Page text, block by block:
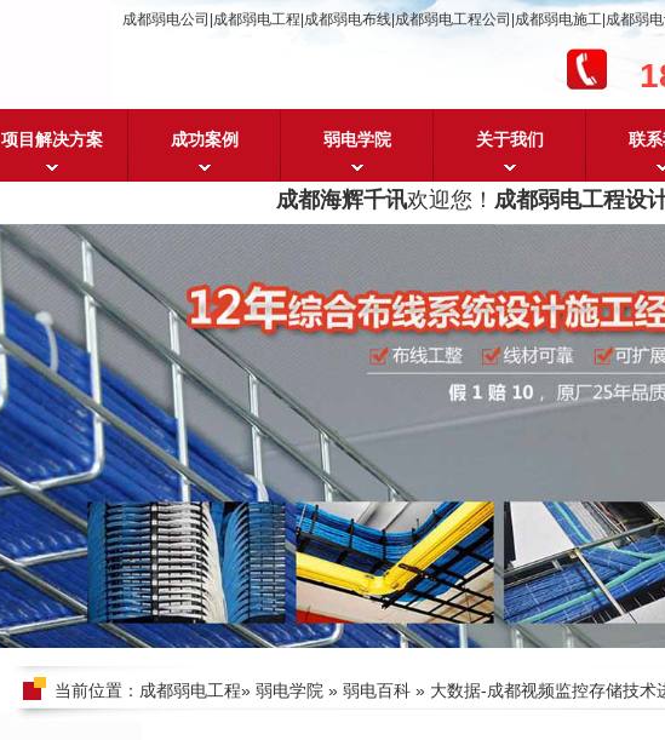
成都弱电公司|成都弱电工程|成都弱电布线|成都弱电工程公司|成都弱电施工|成都弱
项目解决方案 成功案例 弱电学院 关于我们 联
成都海辉千讯欢迎您！成都弱电工程设计
当前位置： 成都弱电工程» 弱电学院 » 弱电百科 » 大数据-成都视频监控存储技术